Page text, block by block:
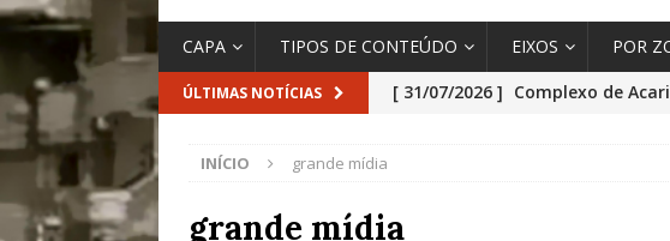
CAPA TIPOS DE CONTEÚDO EIXOS POR
ÚLTIMAS NOTÍCIAS [ 31/07/2026 ] Complexo de
INÍCIO grande mídia
grande mídia